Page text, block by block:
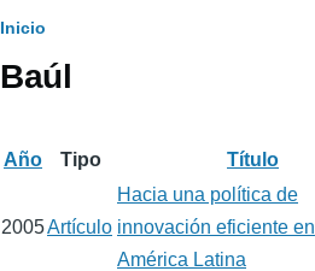
Sobrescribir
enlaces
ayuda
Inicio
Baúl
Año Tipo Título
2005Artículo
Hacia una política de
innovación eficiente en
América Latina